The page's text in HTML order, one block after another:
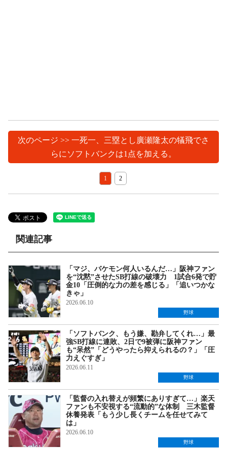
次のページ >> 一死一、三塁とし廣瀬隆太の犠飛でさ
らにソフトバンクは1点を加える。
1 2
関連記事
「マジ、バケモン何人いるんだ…」阪神ファン
を“沈黙”させたSB打線の破壊力 1試合6発で貯
金10「圧倒的な力の差を感じる」「追いつかな
きゃ」
2026.06.10
野球
「ソフトバンク、もう嫌、勘弁してくれ…」最
強SB打線に連敗、2日で9被弾に阪神ファン
も“呆然”「どうやったら抑えられるの？」「圧
力えぐすぎ」
2026.06.11
野球
「監督の入れ替えが頻繁にありすぎて…」楽天
ファンも不安視する“流動的”な体制 三木監督
休養発表「もう少し長くチームを任せてみて
は」
2026.06.10
野球